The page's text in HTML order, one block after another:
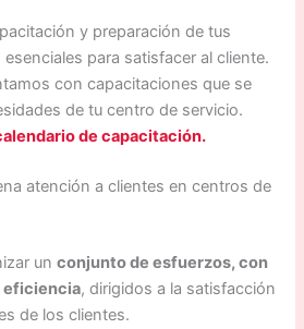
y preparación de tus
para satisfacer al cliente.
con capacitaciones que se
de tu centro de servicio.
de capacitación.
atención a clientes en centros de
unconjunto de esfuerzos, con
eficiencia, dirigidos a la satisfacción
de los clientes.